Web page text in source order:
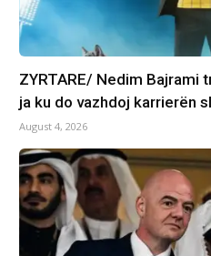
ZYRTARE/ Nedim Bajrami
ja ku do vazhdoj karrierën
August 4, 2026